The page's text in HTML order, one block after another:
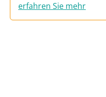
erfahren Sie mehr